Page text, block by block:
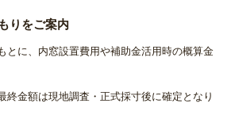
ッチン
りをご案内
とに、内窓設置費用や補助金活用時の概算金
金額は現地調査・正式採寸後に確定となり